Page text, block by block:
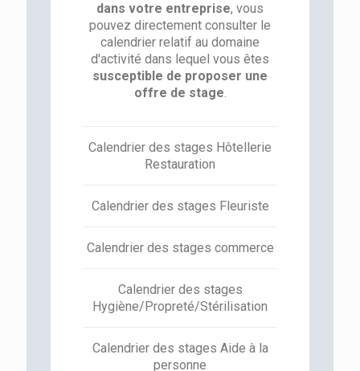
dans votre entreprise, vous
pouvez directement consulter le
calendrier relatif au domaine
d'activité dans lequel vous êtes
susceptible de proposer une
offre de stage.
Calendrier des stages Hôtellerie
Restauration
Calendrier des stages Fleuriste
Calendrier des stages commerce
Calendrier des stages
Hygiène/Propreté/Stérilisation
Calendrier des stages Aide à la
personne